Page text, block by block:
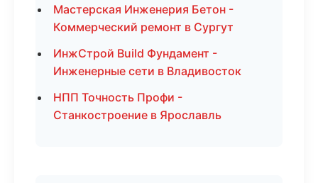
Мастерская Инженерия Бетон -
Коммерческий ремонт в Сургут
ИнжСтрой Build Фундамент -
Инженерные сети в Владивосток
НПП Точность Профи -
Станкостроение в Ярославль